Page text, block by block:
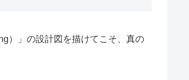
）」の設計図を描けてこそ、真の